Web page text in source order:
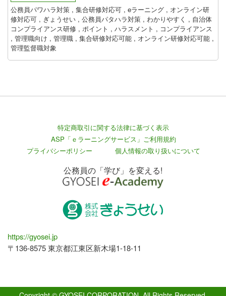
公務員パワハラ対策 , 集合研修対応可 , eラーニング , オンライン研
修対応可 , ぎょうせい , 公務員パタハラ対策 , わかりやすく , 自治体
コンプライアンス研修 , ポイント , ハラスメント , コンプライアンス
, 管理職向け , 管理職 , 集合研修対応可能 , オンライン研修対応可能 ,
管理監督職対象
特定商取引に関する法律に基づく表示
ASP「ｅラーニングサービス」ご利用規約
プライバシーポリシー
個人情報の取り扱いについて
公務員の「学び」を変える!
https://gyosei.jp
〒136-8575 東京都江東区新木場1-18-11